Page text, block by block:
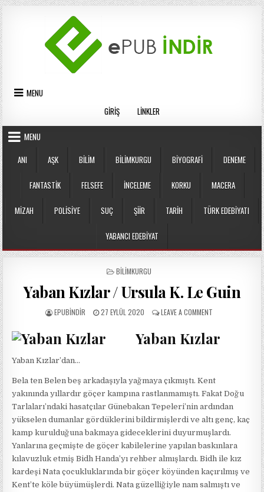
Skip
to
content
MENU
GIRIŞ
LINKLER
MENU
ANI
AŞK BILIM BILIMKURGU BIYOGRAFI DENEME
FANTASTIK FELSEFE İNCELEME KORKU MACERA
MIZAH POLISIYE SUÇ ŞIIR TARIH TÜRK EDEBIYATI
YABANCI EDEBIYAT
POSTED
BILIMKURGU
Yaban Kızlar / Ursula K. Le Guin
AUTHOR:
EPUBINDIR
PUBLISHED
27 EYLÜL 2020 LEAVE A COMMENT
/
GUIN
Yaban Kızlar
Yaban Kızlar’dan…
Bela ten Belen beş arkadaşıyla yağmaya çıkmıştı. Kent
yakınında yıllardır göçer kampına rastlanmamıştı. Fakat Doğu
Tarlaları’ndaki hasatçılar Günebakan Tepeleri’nin ardından
yükselen dumanlar gördüklerini bildirmişlerdi ve altı genç, kaç
kamp kurulduğuna bakmaya gideceklerini duyurmuşlardı.
Yanlarına geçmişte de göçer kabilelerine yapılan baskınlara
kılavuzluk etmiş Bidh Handa’yı rehber almışlardı. Bidh ile kız
kardeşi Nata çocukluklarında bir göçer köyünden kaçırılmış ve
Kent’te köle büyümüşlerdi. Nata güzelliğiyle nam salmıştı ve